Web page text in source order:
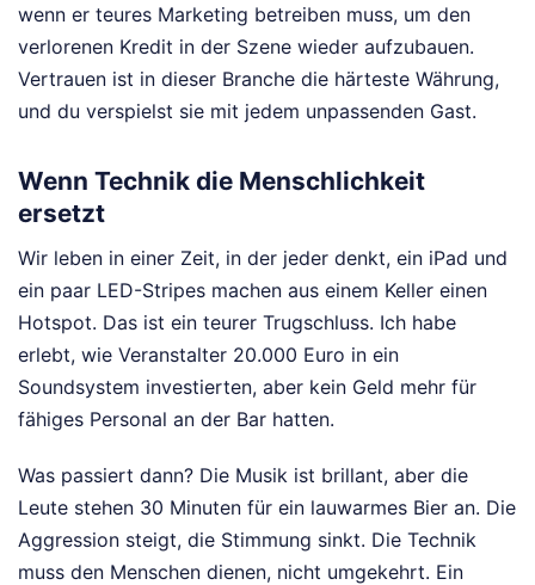
wenn er teures Marketing betreiben muss, um den
verlorenen Kredit in der Szene wieder aufzubauen.
Vertrauen ist in dieser Branche die härteste Währung,
und du verspielst sie mit jedem unpassenden Gast.
Wenn Technik die Menschlichkeit
ersetzt
Wir leben in einer Zeit, in der jeder denkt, ein iPad und
ein paar LED-Stripes machen aus einem Keller einen
Hotspot. Das ist ein teurer Trugschluss. Ich habe
erlebt, wie Veranstalter 20.000 Euro in ein
Soundsystem investierten, aber kein Geld mehr für
fähiges Personal an der Bar hatten.
Was passiert dann? Die Musik ist brillant, aber die
Leute stehen 30 Minuten für ein lauwarmes Bier an. Die
Aggression steigt, die Stimmung sinkt. Die Technik
muss den Menschen dienen, nicht umgekehrt. Ein